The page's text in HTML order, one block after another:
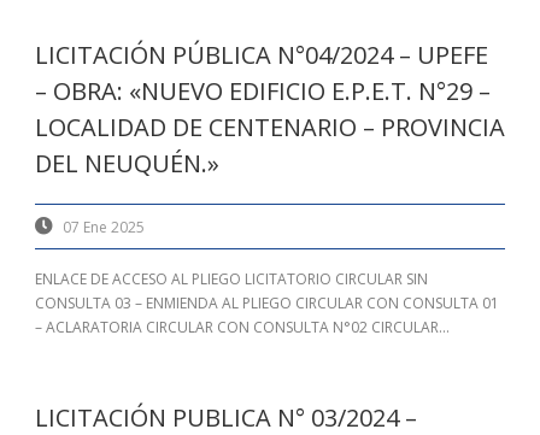
LICITACIÓN PÚBLICA N°04/2024 – UPEFE
– OBRA: «NUEVO EDIFICIO E.P.E.T. N°29 –
LOCALIDAD DE CENTENARIO – PROVINCIA
DEL NEUQUÉN.»
07 Ene 2025
ENLACE DE ACCESO AL PLIEGO LICITATORIO CIRCULAR SIN
CONSULTA 03 – ENMIENDA AL PLIEGO CIRCULAR CON CONSULTA 01
– ACLARATORIA CIRCULAR CON CONSULTA N°02 CIRCULAR...
LICITACIÓN PUBLICA N° 03/2024 –